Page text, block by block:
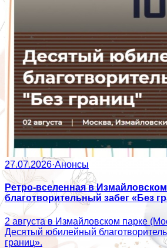
27.07.2026·Анонсы
Ретро-вселенная в
благотворительный забег «Без
2 августа в Измайловском парке
Десятый юбилейный
границ».